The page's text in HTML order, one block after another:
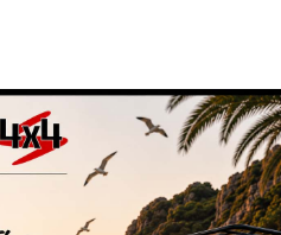
– euro 6D Temp – impianto
– cerchi in lega da 19'' – unico